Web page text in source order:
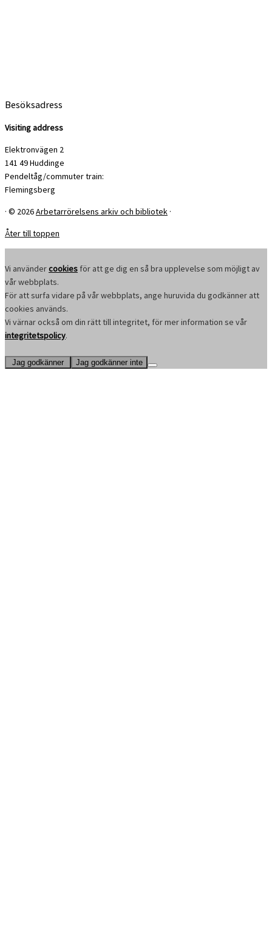
Besöksadress
Visiting address
Elektronvägen 2
141 49 Huddinge
Pendeltåg/commuter train:
Flemingsberg
· © 2026Arbetarrörelsens arkiv och bibliotek ·
Åter till toppen
Vi användercookies för att ge dig en så bra upplevelse som möjligt av
vår webbplats.
För att surfa vidare på vår webbplats, ange huruvida du godkänner att
cookies används.
Vi värnar också om din rätt till integritet, för mer information se vår
integritetspolicy.
Jag godkänner Jag godkänner inte